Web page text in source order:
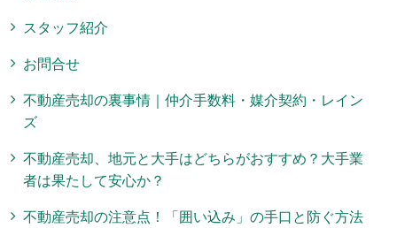
スタッフ紹介
お問合せ
不動産売却の裏事情｜仲介手数料・媒介契約・レイン
ズ
不動産売却、地元と大手はどちらがおすすめ？大手業
者は果たして安心か？
不動産売却の注意点！「囲い込み」の手口と防ぐ方法